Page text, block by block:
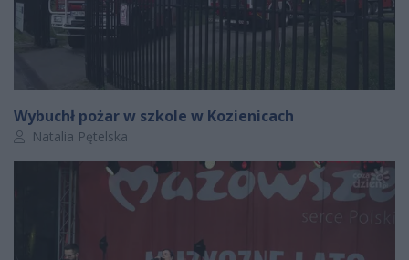
Wybuchł pożar w szkole w Kozienicach
Autor artykułu:
Natalia Pętelska